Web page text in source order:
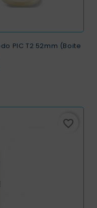
PIC T2 52mm (Boite
favorite_border